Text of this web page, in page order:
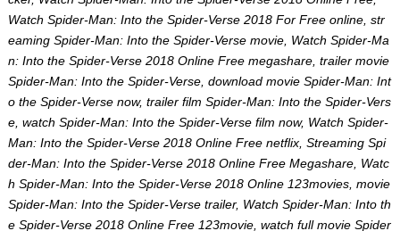
Watch Spider-Man: Into the Spider-Verse 2018 For Free online, str
eaming Spider-Man: Into the Spider-Verse movie, Watch Spider-Ma
n: Into the Spider-Verse 2018 Online Free megashare, trailer movie
Spider-Man: Into the Spider-Verse, download movie Spider-Man: Int
o the Spider-Verse now, trailer film Spider-Man: Into the Spider-Vers
e, watch Spider-Man: Into the Spider-Verse film now, Watch Spider-
Man: Into the Spider-Verse 2018 Online Free netflix, Streaming Spi
der-Man: Into the Spider-Verse 2018 Online Free Megashare, Watc
h Spider-Man: Into the Spider-Verse 2018 Online 123movies, movie
Spider-Man: Into the Spider-Verse trailer, Watch Spider-Man: Into th
e Spider-Verse 2018 Online Free 123movie, watch full movie Spider